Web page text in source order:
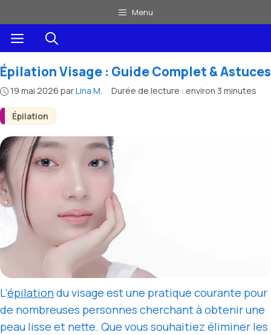
au
contenu
Menu
Menu
Épilation
Épilation Visage : Guide Complet & Astuces
19 mai 2026 parLina M. · Durée de lecture : environ 3 minutes
L’épilationdu visage est une pratique courante pour
de nombreuses personnes cherchant à obtenir une
peau lisse et nette. Que vous souhaitiez éliminer les